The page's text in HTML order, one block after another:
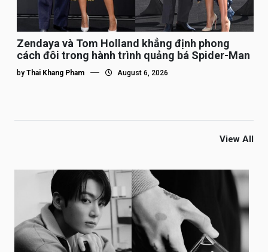
Zendaya và Tom Holland khẳng định phong
cách đôi trong hành trình quảng bá Spider-Man
by Thai Khang Pham August 6, 2026
View All